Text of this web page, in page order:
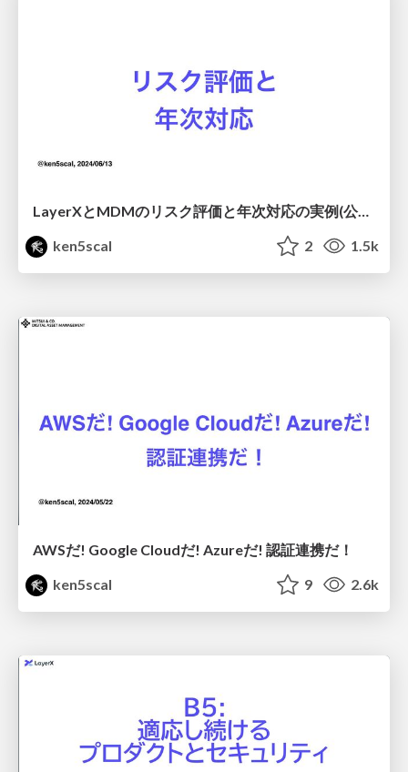
LayerXとMDMのリスク評価と年次対応の実例(公開版）
ken5scal
2 1.5k
AWSだ! Google Cloudだ! Azureだ! 認証連携だ！
ken5scal
9 2.6k